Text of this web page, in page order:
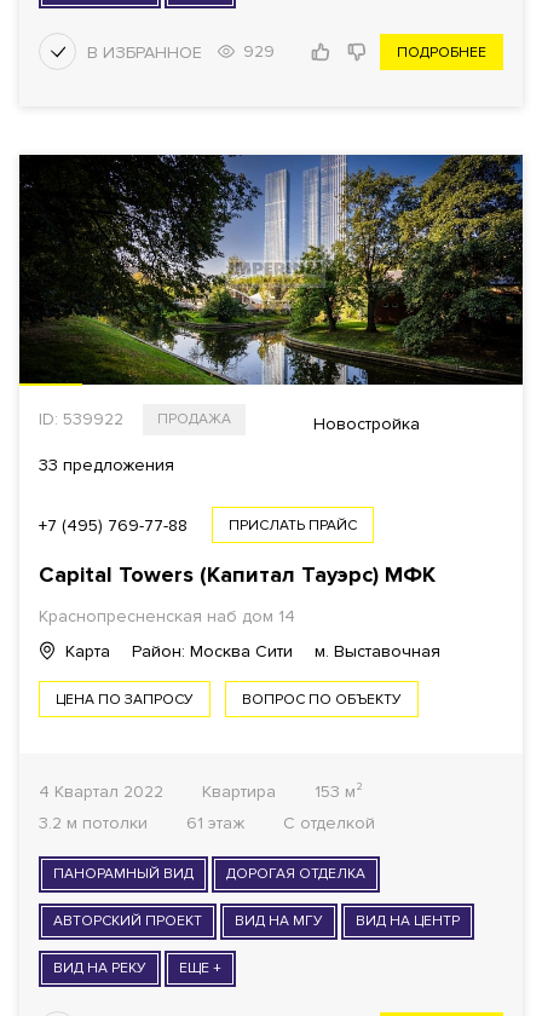
929 ПОДРОБНЕЕ
ID: 539922 ПРОДАЖА Новостройка
33 предложения
+7 (495) 769-77-88 ПРИСЛАТЬ ПРАЙС
Capital Towers (Капитал Тауэрс) МФК
Краснопресненская наб дом 14
Карта
Район: Москва Сити м. Выставочная
ЦЕНА ПО ЗАПРОСУ ВОПРОС ПО ОБЪЕКТУ
4 Квартал 2022 Квартира
153 м²
3.2 м потолки
61 этаж С отделкой
ПАНОРАМНЫЙ ВИД ДОРОГАЯ ОТДЕЛКА
АВТОРСКИЙ ПРОЕКТ ВИД НА МГУ ВИД НА ЦЕНТР
ВИД НА РЕКУ ЕЩЕ +